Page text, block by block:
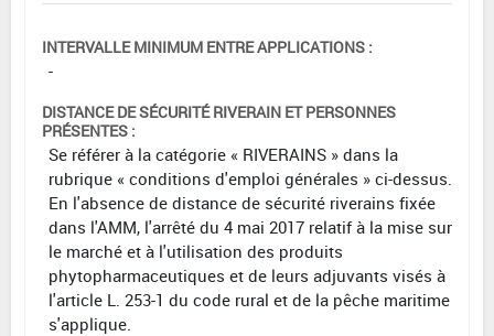
INTERVALLE MINIMUM ENTRE APPLICATIONS :
-
DISTANCE DE SÉCURITÉ RIVERAIN ET PERSONNES
PRÉSENTES :
Se référer à la catégorie « RIVERAINS » dans la
rubrique « conditions d'emploi générales » ci-dessus.
En l'absence de distance de sécurité riverains fixée
dans l'AMM, l'arrêté du 4 mai 2017 relatif à la mise sur
le marché et à l'utilisation des produits
phytopharmaceutiques et de leurs adjuvants visés à
l'article L. 253-1 du code rural et de la pêche maritime
s'applique.